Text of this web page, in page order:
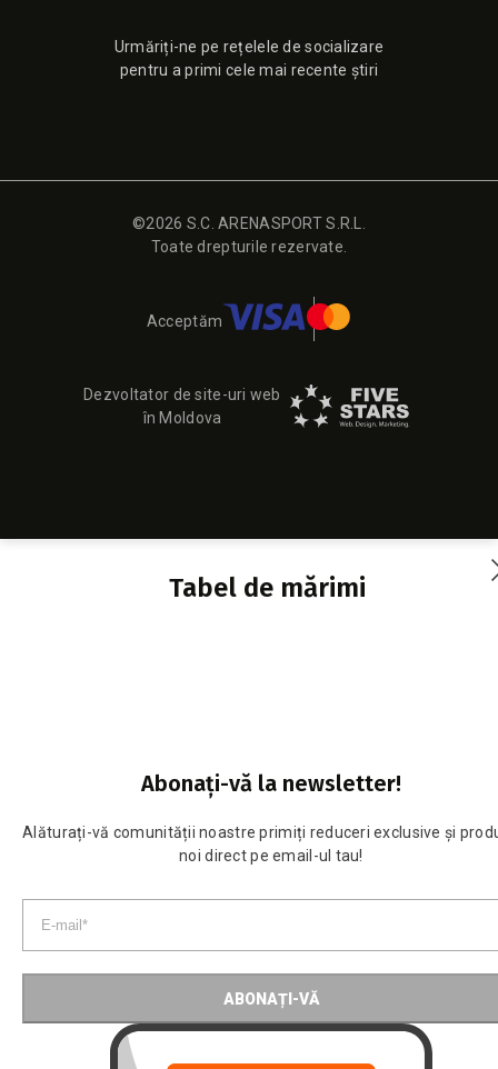
Urmăriți-ne pe rețelele de socializare
pentru a primi cele mai recente știri
©2026 S.C. ARENASPORT S.R.L.
Toate drepturile rezervate.
Acceptăm
Dezvoltator de site-uri web
în Moldova
Tabel de mărimi
Abonați-vă la newsletter!
Alăturați-vă comunității noastre primiți reduceri exclusive și
noi direct pe email-ul tau!
ABONAȚI-VĂ